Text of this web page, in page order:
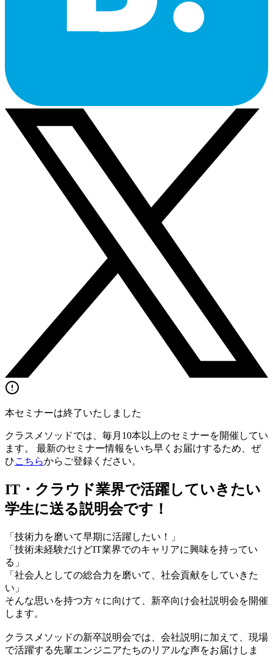
本セミナーは終了いたしました
クラスメソッドでは、毎月10本以上のセミナーを開催してい
ます。 最新のセミナー情報をいち早くお届けするため、ぜ
ひこちらからご登録ください。
IT・クラウド業界で活躍していきたい
学生に送る説明会です！
「技術力を磨いて早期に活躍したい！」
「技術未経験だけどIT業界でのキャリアに興味を持ってい
る」
「社会人としての総合力を磨いて、社会貢献をしていきた
い」
そんな思いを持つ方々に向けて、新卒向け会社説明会を開催
します。
クラスメソッドの新卒説明会では、会社説明に加えて、現場
で活躍する先輩エンジニアたちのリアルな声をお届けしま